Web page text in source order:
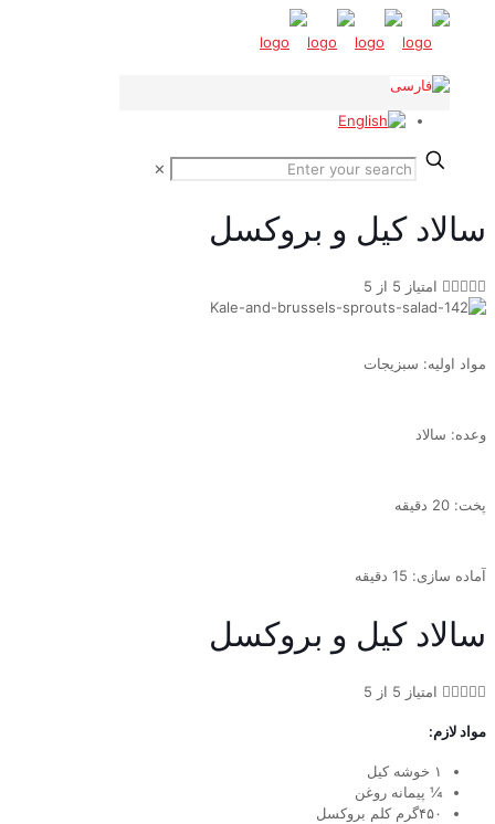
✕
سالاد کیل و بروکسل
 امتیاز 5 از 5
مواد اولیه: سبزیجات
وعده: سالاد
پخت: 20 دقیقه
آماده سازی: 15 دقیقه
سالاد کیل و بروکسل
 امتیاز 5 از 5
مواد لازم:
۱ خوشه کیل
¼ پیمانه روغن
۴۵۰گرم کلم بروکسل